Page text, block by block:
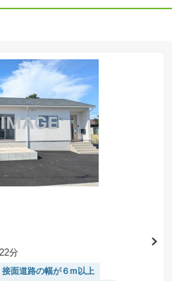
間表示されます。
物プラン例は、土地購入者の設計プランの参考
す。
表記してある時、そのプラン例は特定の建築請
で建てた場合、同様のものが同価格で建てられる
るものではありません。
建物の建築請負契約が、一定期間内に成立する
います。建築請負契約成立に向けて設計プランを
建物の設計協議をするために必要な相当の期間の
たすプランが実現できたかどうかにより結論を出
れています。納得のいくプランが出来ず、建築請
紙に戻り、土地契約にかかった代金（土地代金、
て返却されます。
税込みの「総額表示」で統一しています。
「消費税を除いた建物価格」と「土地価格」の
、引き渡し時にかかる費用を表示しています。
ご自身で十分な確認をしていただくようにお願い
分
接面道路の幅が６m以上